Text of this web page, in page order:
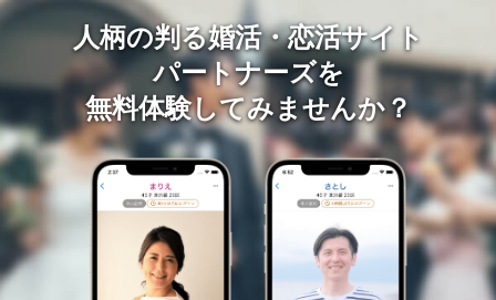
人柄の判る婚活・恋活サイト
パートナーズを
無料体験してみませんか？